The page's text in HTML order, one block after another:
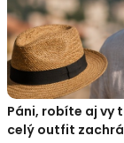
Páni, robíte aj vy
celý outfit